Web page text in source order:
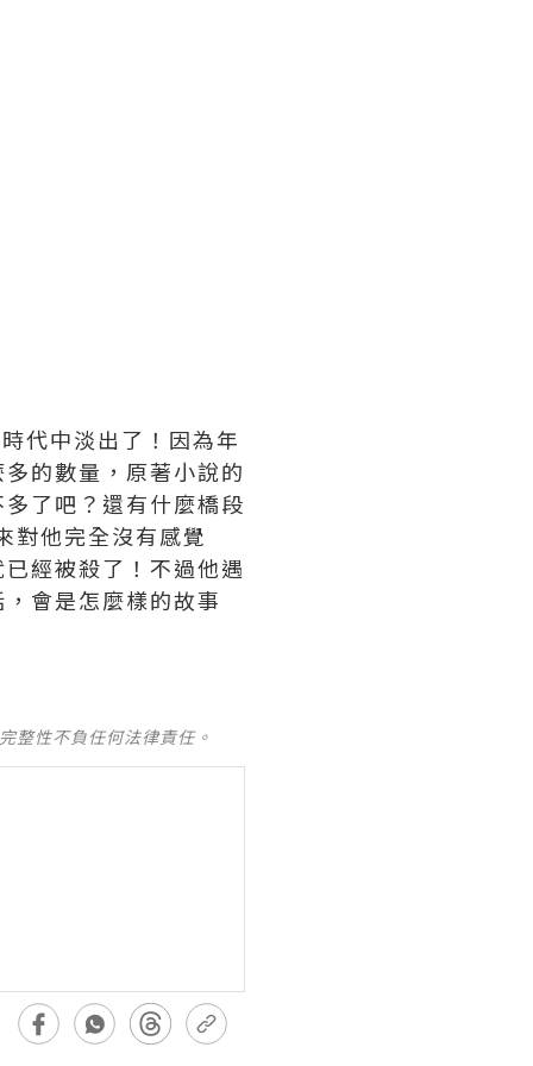
代中淡出了！因為年
的數量，原著小說的
了吧？還有什麼橋段
對他完全沒有感覺
經被殺了！不過他遇
會是怎麼樣的故事
整性不負任何法律責任。